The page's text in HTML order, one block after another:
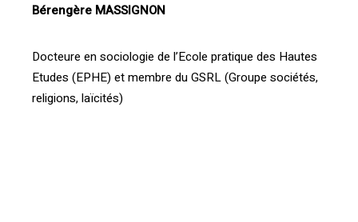
Bérengère MASSIGNON
Docteure en sociologie de l’Ecole pratique des Hautes
Etudes (EPHE) et membre du GSRL (Groupe sociétés,
religions, laïcités)